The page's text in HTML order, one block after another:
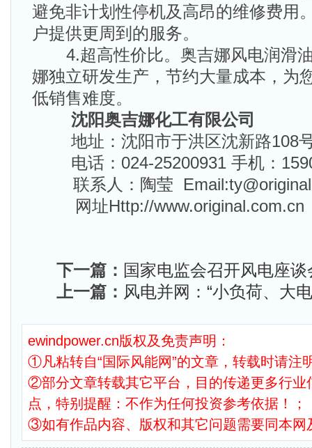
避免非计划性停机及高昂的维修费用
户提供更周到的服务。
4.超高性价比。奥吉娜风电润滑油
娜独立研发生产，节约大量成本，为
低销售难度。
沈阳奥吉娜化工有限公司
地址：沈阳市于洪区沈新路108
电话：024-25200931 手机：
联系人：陶莹
网址Http://www.original.com.cn
下一篇： 国家电监会召开风电座谈
上一篇： 风电并网：“小负荷、大
ewindpower.cn版权及免责声明：
①凡粘转自“国际风能网”的文章，转载时请注
②部分文章转载其它平台，目的传递更多行业
点，特别提醒：不作为任何投资参考依据！；
③如有作品内容、版权和其它问题需要同本网